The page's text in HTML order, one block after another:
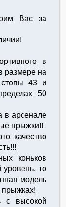
Вас за
в
размере на
стопы 43 и
50
в арсенале
прыжки!!!
качество
коньков
уровень, то
модель
прыжках!
с высокой